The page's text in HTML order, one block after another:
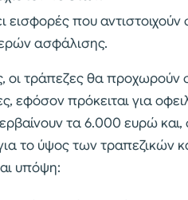
εισφορές που
ασφάλισης.
οι τράπεζες θα προχωρούν
εφόσον πρόκειται για
τα 6.000 ευρώ και,
το ύψος των
υπόψη: